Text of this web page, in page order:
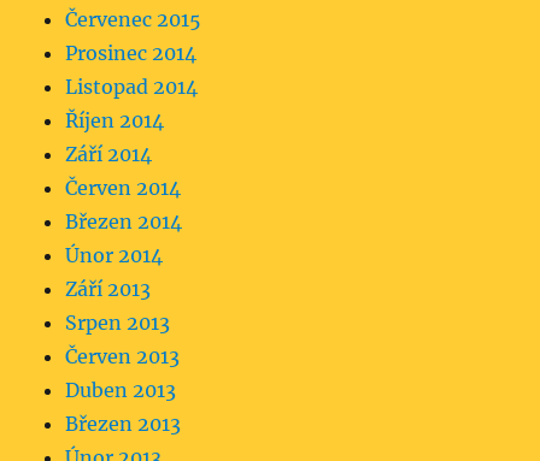
Červenec 2015
Prosinec 2014
Listopad 2014
Říjen 2014
Září 2014
Červen 2014
Březen 2014
Únor 2014
Září 2013
Srpen 2013
Červen 2013
Duben 2013
Březen 2013